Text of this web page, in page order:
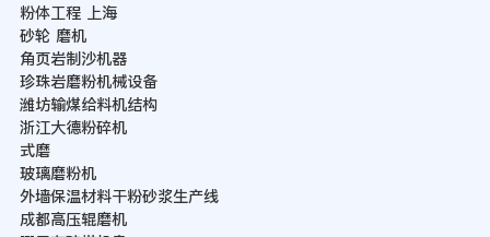
粉体工程 上海
砂轮 磨机
角页岩制沙机器
珍珠岩磨粉机械设备
潍坊输煤给料机结构
浙江大德粉碎机
式磨
玻璃磨粉机
外墙保温材料干粉砂浆生产线
成都高压辊磨机